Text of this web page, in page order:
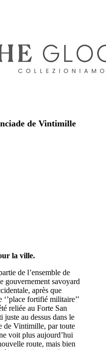
de Vintimille
la ville.
de l’ensemble de
gouvernement savoyard
après que
fortifié militaire’’
reliée au Forte San
juste au dessus dans le
de Vintimille, par toute
voit plus aujourd’hui
route, mais bien